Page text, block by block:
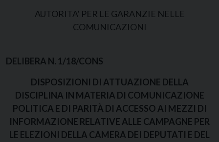
AUTORITA’ PER LE GARANZIE NELLE
COMUNICAZIONI
DELIBERA N. 1/18/CONS
DISPOSIZIONI DI ATTUAZIONE DELLA
DISCIPLINA IN MATERIA DI COMUNICAZIONE
POLITICA E DI PARITÀ DI ACCESSO AI MEZZI DI
INFORMAZIONE RELATIVE ALLE CAMPAGNE PER
LE ELEZIONI DELLA CAMERA DEI DEPUTATI E DEL